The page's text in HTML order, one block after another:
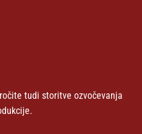
tudi storitve ozvočevanja